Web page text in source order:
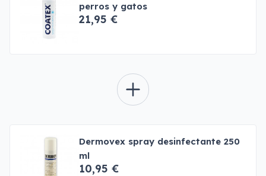
perros y gatos
21,95 €
Dermovex spray desinfectante 250
ml
10,95 €